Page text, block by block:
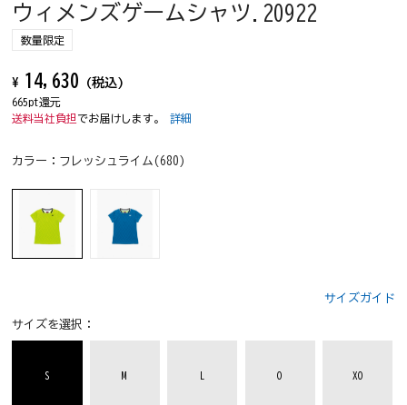
ウィメンズゲームシャツ.20922
数量限定
¥ 14,630 (税込)
665pt還元
送料当社負担 でお届けします。詳細
カラー： フレッシュライム(680)
サイズガイド
サイズを選択：
S M O XO